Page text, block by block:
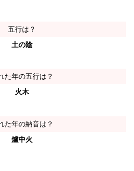
五行は？
土の陰
た年の五行は？
火木
た年の納音は？
爐中火